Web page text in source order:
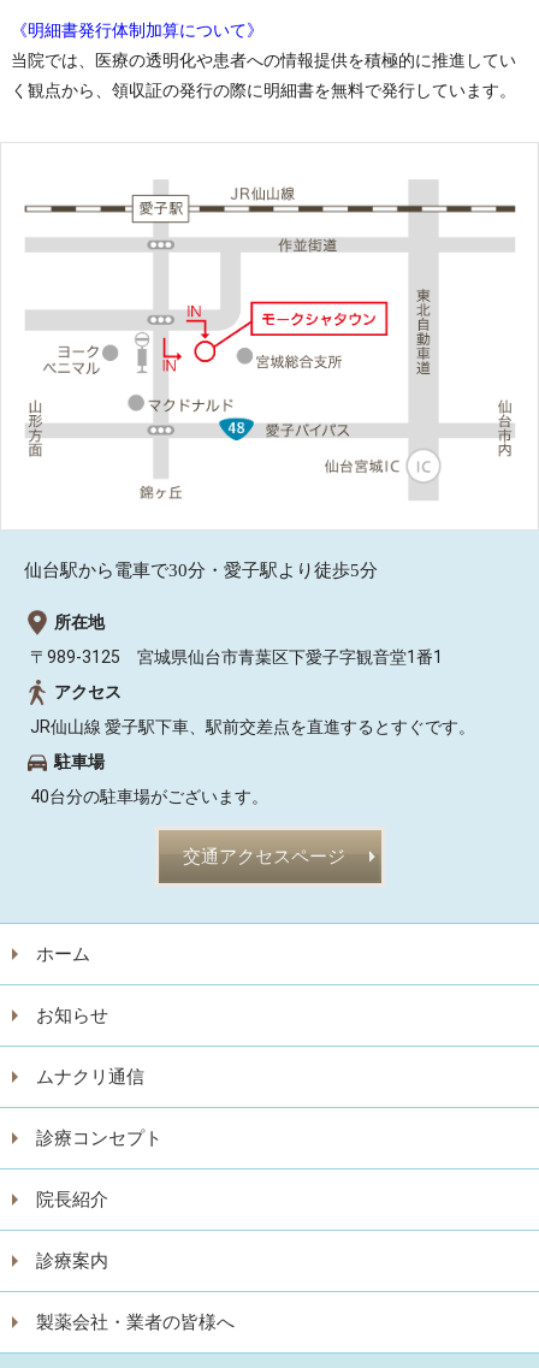
《明細書発行体制加算について》
当院では、医療の透明化や患者への情報提供を積極的に推進してい
く観点から、領収証の発行の際に明細書を無料で発行しています。
仙台駅から電車で30分・愛子駅より徒歩5分
所在地
〒989-3125 宮城県仙台市青葉区下愛子字観音堂1番1
アクセス
JR仙山線 愛子駅下車、駅前交差点を直進するとすぐです。
駐車場
40台分の駐車場がございます。
交通アクセスページ
ホーム
お知らせ
ムナクリ通信
診療コンセプト
院長紹介
診療案内
製薬会社・業者の皆様へ